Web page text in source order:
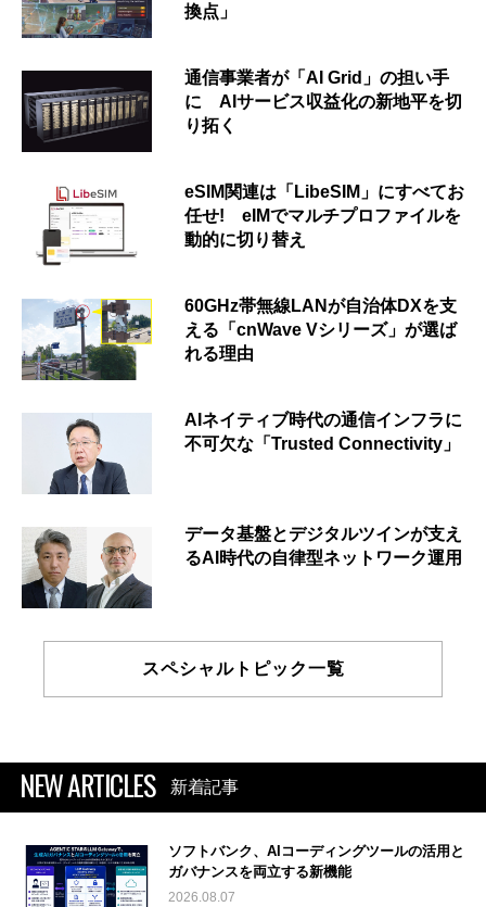
換点」
通信事業者が「AI Grid」の担い手
に AIサービス収益化の新地平を切
り拓く
eSIM関連は「LibeSIM」にすべてお
任せ! eIMでマルチプロファイルを
動的に切り替え
60GHz帯無線LANが自治体DXを支
える「cnWave Vシリーズ」が選ば
れる理由
AIネイティブ時代の通信インフラに
不可欠な「Trusted Connectivity」
データ基盤とデジタルツインが支え
るAI時代の自律型ネットワーク運用
スペシャルトピック一覧
NEW ARTICLES 新着記事
ソフトバンク、AIコーディングツールの活用と
ガバナンスを両立する新機能
2026.08.07